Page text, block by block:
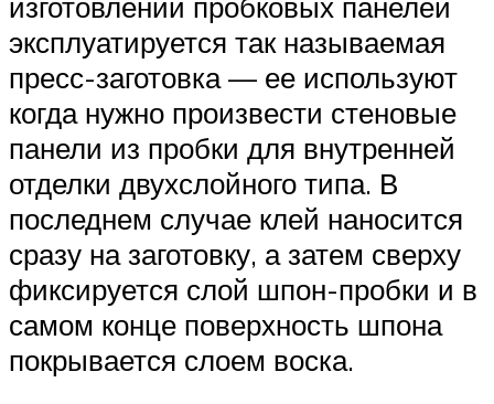
эксплуатируется так называемая
пресс-заготовка — ее используют
когда нужно произвести стеновые
панели из пробки для внутренней
отделки двухслойного типа. В
последнем случае клей наносится
сразу на заготовку, а затем сверху
фиксируется слой шпон-пробки и в
самом конце поверхность шпона
покрывается слоем воска.